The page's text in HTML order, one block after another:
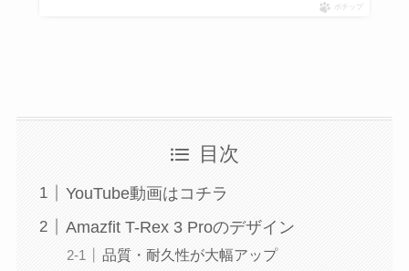
ポチップ
目次
YouTube動画はコチラ
Amazfit T-Rex 3 Proのデザイン
品質・耐久性が大幅アップ